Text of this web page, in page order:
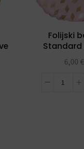
Folijski
Standard
Happy6,00 €